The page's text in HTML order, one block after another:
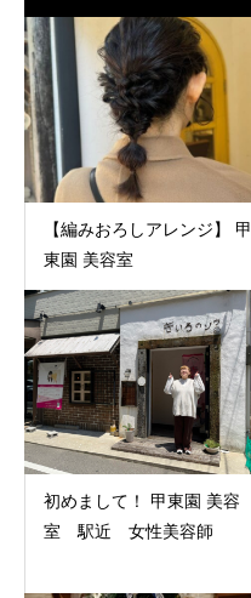
【編みおろしアレンジ】 甲
東園 美容室
初めまして！ 甲東園 美容
室 駅近 女性美容師